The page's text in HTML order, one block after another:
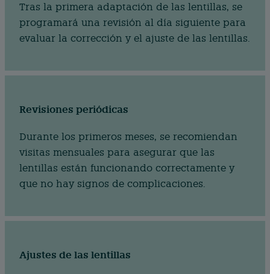
Tras la primera adaptación de las lentillas, se
programará una revisión al día siguiente para
evaluar la corrección y el ajuste de las lentillas.
Revisiones periódicas
Durante los primeros meses, se recomiendan
visitas mensuales para asegurar que las
lentillas están funcionando correctamente y
que no hay signos de complicaciones.
Ajustes de las lentillas